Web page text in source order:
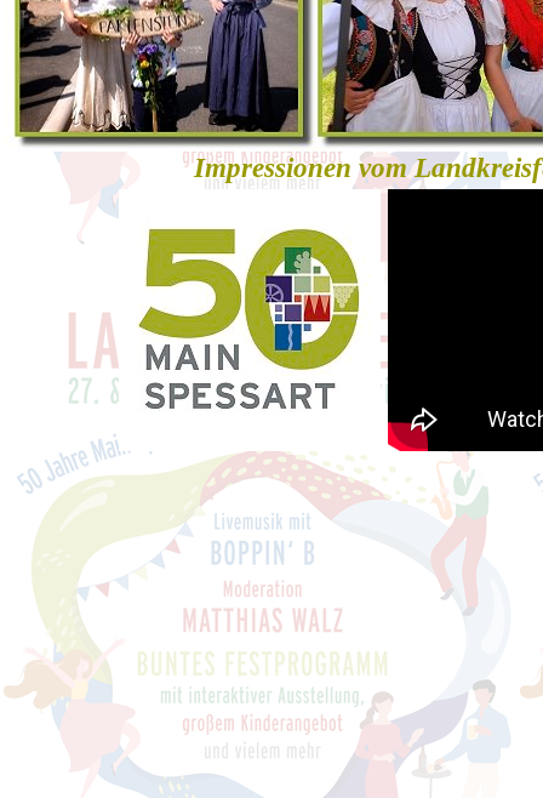
Impressionen vom